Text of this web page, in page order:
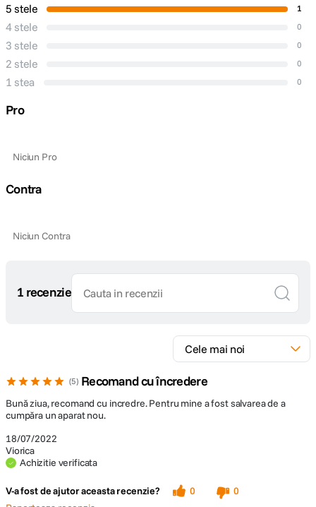
5 stele 1
4 stele 0
3 stele 0
2 stele 0
1 stea 0
Pro
Niciun Pro
Contra
Niciun Contra
1 recenzie
5 Recomand cu încredere
18/07/2022
Viorica
Achizitie verificata
Bună ziua, recomand cu incredre. Pentru mine a fost salvarea de a
cumpăra un aparat nou.
V-a fost de ajutor aceasta recenzie? 0
0